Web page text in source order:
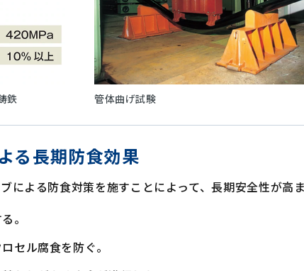
鉄 管体曲げ試験
る長期防食効果
による防食対策を施すことによって、長期安全性が高ま
。
セル腐食を防ぐ。